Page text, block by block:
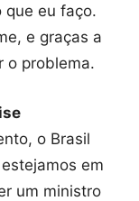
que eu faço.
e graças a
o problema.
o Brasil
em
um ministro